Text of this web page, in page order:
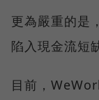
更為嚴重的是
陷入現金流短
目前，